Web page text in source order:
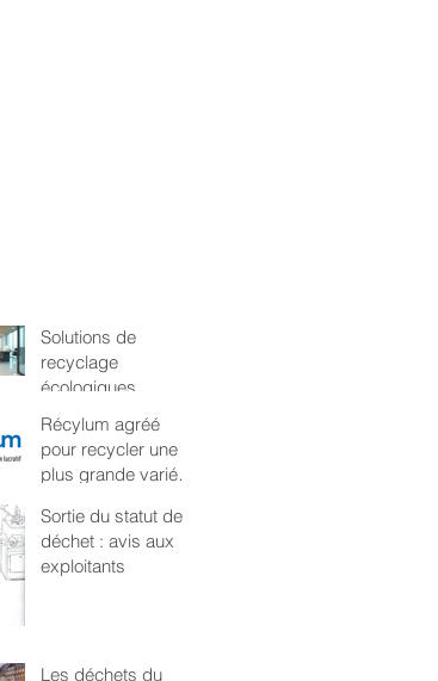
Solutions de
recyclage
écologiques
adaptées aux
entreprises et
administration
Récylum agréé
pour recycler une
plus grande variété
électriques !
Sortie du statut de
déchet : avis aux
exploitants
Les déchets du